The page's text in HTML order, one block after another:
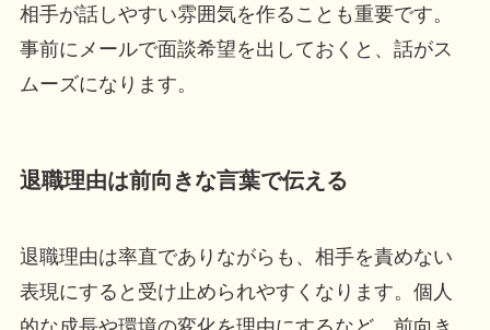
相手が話しやすい雰囲気を作ることも重要です。
事前にメールで面談希望を出しておくと、話がス
ムーズになります。
退職理由は前向きな言葉で伝える
退職理由は率直でありながらも、相手を責めない
表現にすると受け止められやすくなります。個人